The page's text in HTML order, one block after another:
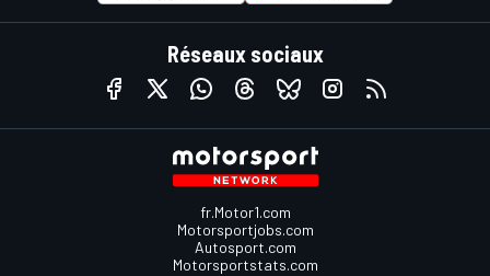
Réseaux sociaux
fr.Motor1.com
Motorsportjobs.com
Autosport.com
Motorsportstats.com